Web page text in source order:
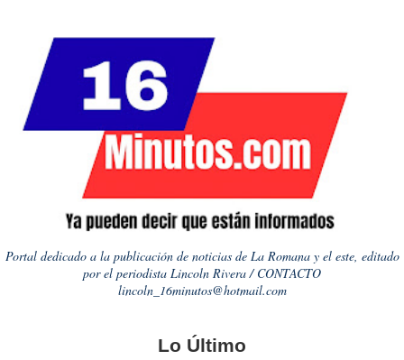
Portal dedicado a la publicación de noticias de La Romana y el este, editado
por el periodista Lincoln Rivera / CONTACTO
lincoln_16minutos@hotmail.com
Lo Último